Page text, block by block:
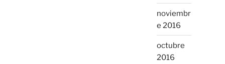
noviembr
e 2016
octubre
2016